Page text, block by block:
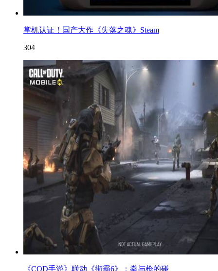
掌机认证！国产大作《失落之魂》Steam
304
《COD手游》联动《街霸6》：拳与枪的碰